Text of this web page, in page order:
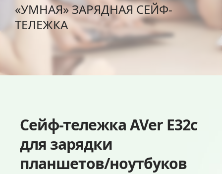
«УМНАЯ» ЗАРЯДНАЯ СЕЙФ-
ТЕЛЕЖКА
Intro Video
Сейф-тележка AVer E32c
для зарядки
планшетов/ноутбуков